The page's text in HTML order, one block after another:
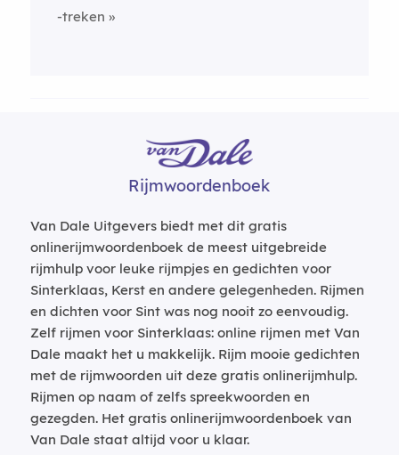
-treken
Rijmwoordenboek
Van Dale Uitgevers biedt met dit gratis
onlinerijmwoordenboek de meest uitgebreide
rijmhulp voor leuke rijmpjes en gedichten voor
Sinterklaas, Kerst en andere gelegenheden. Rijmen
en dichten voor Sint was nog nooit zo eenvoudig.
Zelf rijmen voor Sinterklaas: online rijmen met Van
Dale maakt het u makkelijk. Rijm mooie gedichten
met de rijmwoorden uit deze gratis onlinerijmhulp.
Rijmen op naam of zelfs spreekwoorden en
gezegden. Het gratis onlinerijmwoordenboek van
Van Dale staat altijd voor u klaar.